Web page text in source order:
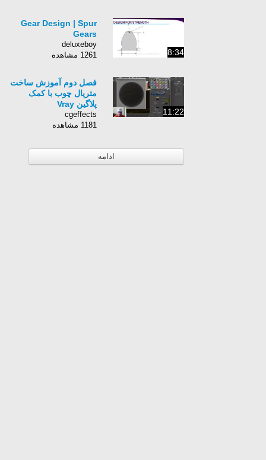
8:34
Gear Design | Spur
Gears
deluxeboy
1261 مشاهده
11:22
فصل دوم آموزش ساخت
متریال چوب با کمک
پلاگین Vray
cgeffects
1181 مشاهده
ادامه